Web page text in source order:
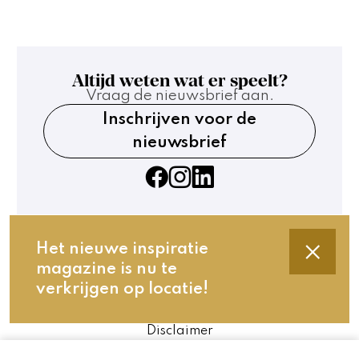
Het nieuwe inspiratie
magazine is nu te
verkrijgen op locatie!
Altijd weten wat er speelt?
Vraag de nieuwsbrief aan.
Inschrijven voor de
nieuwsbrief
Contact
Technische gegevens
Disclaimer